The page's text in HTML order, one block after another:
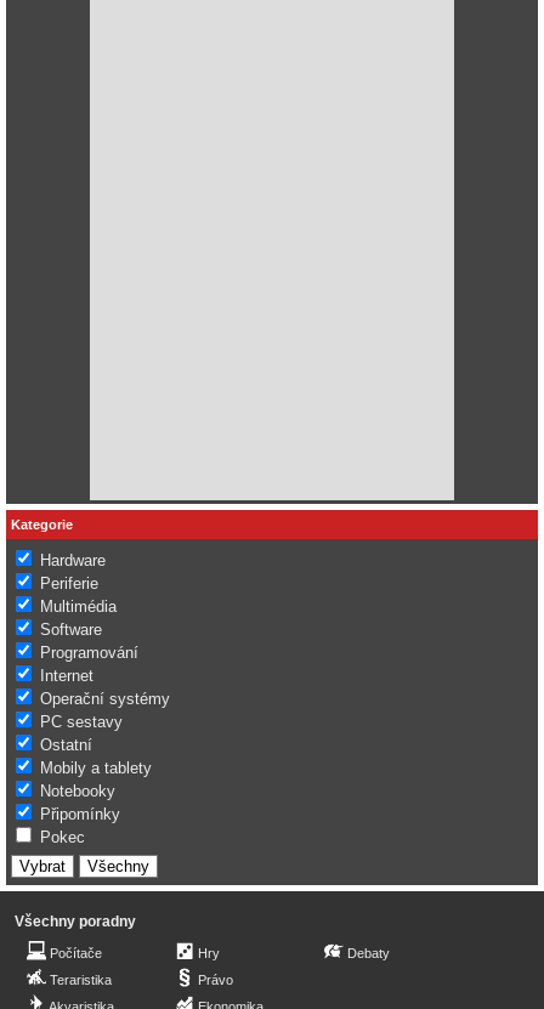
Kategorie
Hardware
Periferie
Multimédia
Software
Programování
Internet
Operační systémy
PC sestavy
Ostatní
Mobily a tablety
Notebooky
Připomínky
Pokec
Všechny poradny
Počítače
Teraristika
Hry
Právo
Debaty